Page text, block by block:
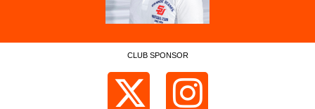
CLUB SPONSOR